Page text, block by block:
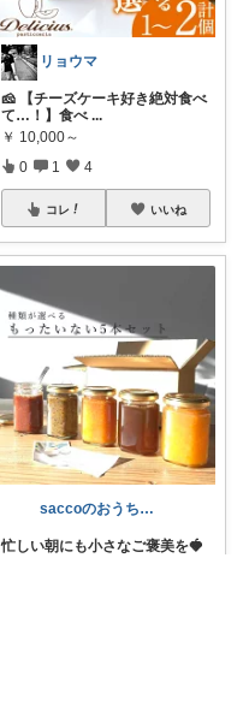
リョウマ
🧀 【チーズケーキ好き絶対食べ
て…！】食べ ...
￥ 10,000～
0 1 4
コレ いいね
saccoのおうちカフェ | ご褒美探し
忙しい朝にも小さなご褒美を🍓